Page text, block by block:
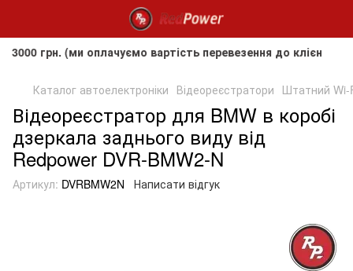
(ми оплачуємо вартість перевезення до клієнта, але
Каталог автоелектроніки Відеореєстратори Штатний Wi-
Відеореєстратор для BMW в коробі
дзеркала заднього виду від
Redpower DVR-BMW2-N
Артикул: DVRBMW2N Написати відгук